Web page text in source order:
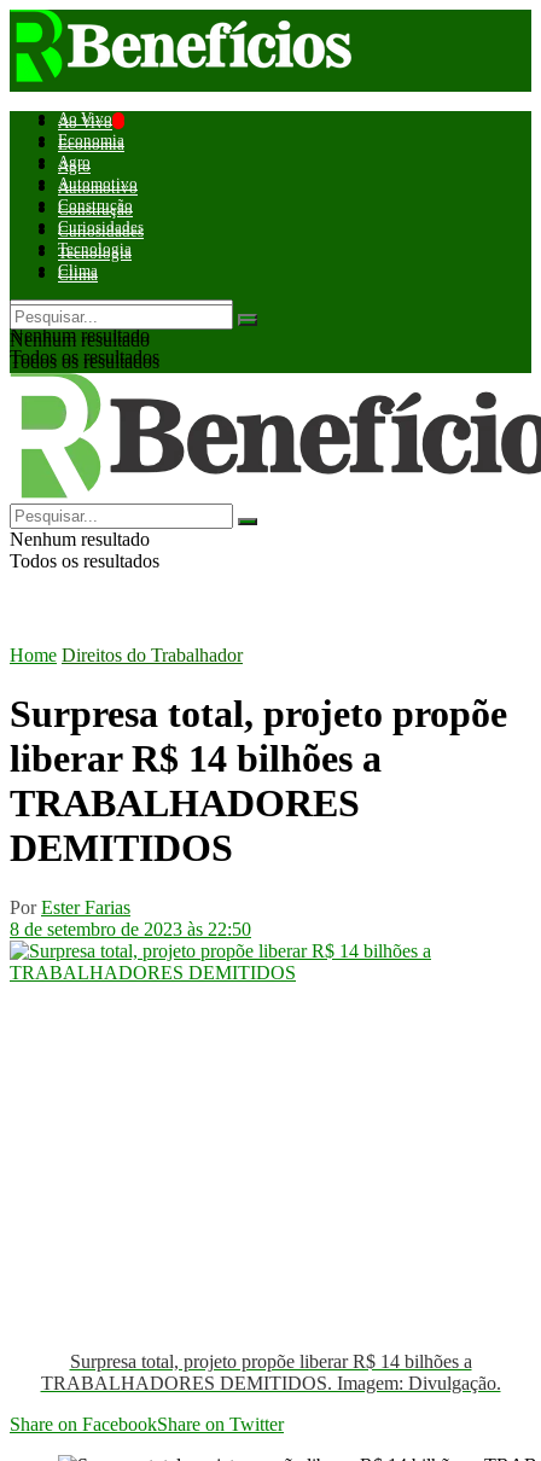
Ao Vivo
Economia
Agro
Automotivo
Construção
Curiosidades
Tecnologia
Clima
Nenhum resultado
Todos os resultados
Ao Vivo
Economia
Agro
Automotivo
Construção
Curiosidades
Tecnologia
Clima
Nenhum resultado
Todos os resultados
Nenhum resultado
Todos os resultados
Home Direitos do Trabalhador
Surpresa total, projeto propõe
liberar R$ 14 bilhões a
TRABALHADORES
DEMITIDOS
Por Ester Farias
8 de setembro de 2023 às 22:50
Surpresa total, projeto propõe liberar R$ 14 bilhões a
TRABALHADORES DEMITIDOS. Imagem: Divulgação.
Share on FacebookShare on Twitter